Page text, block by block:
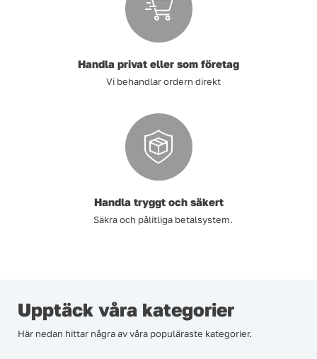
Handla privat eller som företag
Vi behandlar ordern direkt
Handla tryggt och säkert
Säkra och pålitliga betalsystem.
Upptäck våra kategorier
Här nedan hittar några av våra populäraste kategorier.